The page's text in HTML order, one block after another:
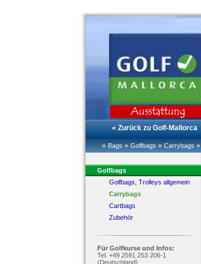
« Zurück zu Golf-Mallorca
» Bags» Golfbags» Carrybags»
Golfbags
Golfbags, Trolleys allgemein
Carrybags
Cartbags
Zubehör
Für Golfkurse und Infos:
Tel. +49 2591 253 206-1
(Deutschland)